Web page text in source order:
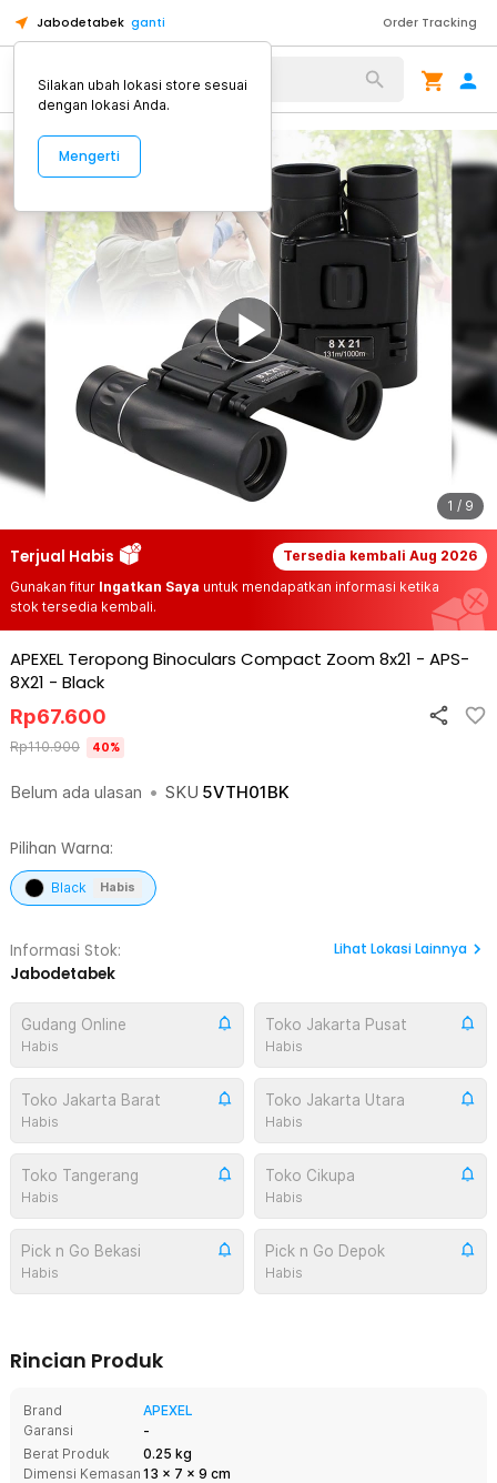
Jabodetabek ganti Order Tracking
Alat Kopi
1 / 9
Terjual Habis Tersedia kembali Aug 2026
Gunakan fitur Ingatkan Saya untuk mendapatkan informasi ketika
stok tersedia kembali.
APEXEL Teropong Binoculars Compact Zoom 8x21 - APS-
8X21 - Black
Belum ada ulasan • SKU 5VTH01BK
Rp67.600
Rp110.900 40%
Pilihan Warna:
Black Habis
Informasi Stok:
Jabodetabek
Lihat Lokasi Lainnya
Gudang Online
Habis
Toko Jakarta Pusat
Habis
Toko Jakarta Barat
Habis
Toko Jakarta Utara
Habis
Toko Tangerang
Habis
Toko Cikupa
Habis
Pick n Go Bekasi
Habis
Pick n Go Depok
Habis
Rincian Produk
Brand
APEXEL
Garansi
-
Berat Produk
0.25 kg
Dimensi Kemasan 13 x 7 x 9 cm
Silakan ubah lokasi store sesuai
dengan lokasi Anda.
Mengerti